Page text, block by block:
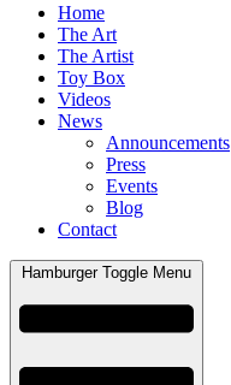
Home
The Art
The Artist
Toy Box
Videos
News
Announcements
Press
Events
Blog
Contact
Hamburger Toggle Menu